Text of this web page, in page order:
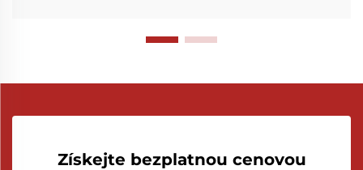
Získejte bezplatnou cenovou